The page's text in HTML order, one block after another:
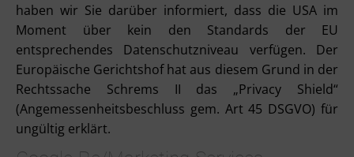
haben wir Sie darüber informiert, dass die USA im
Moment über kein den Standards der EU
entsprechendes Datenschutzniveau verfügen. Der
Europäische Gerichtshof hat aus diesem Grund in der
Rechtssache Schrems II das „Privacy Shield“
(Angemessenheitsbeschluss gem. Art 45 DSGVO) für
ungültig erklärt.